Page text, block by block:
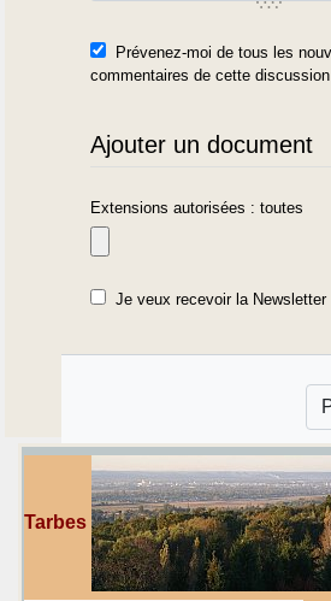
Prévenez-moi de tous les
commentaires de cette
Ajouter un document
Extensions autorisées : toutes
Je veux recevoir la Newsletter
Tarbes